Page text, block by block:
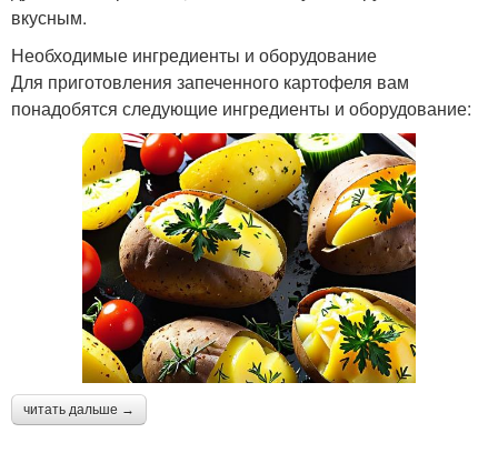
вкусным.
Необходимые ингредиенты и оборудование
Для приготовления запеченного картофеля вам
понадобятся следующие ингредиенты и оборудование:
читать дальше →